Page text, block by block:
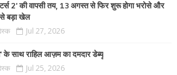
2' की वापसी तय, 13 अगस्त से फिर शुरू होगा भरोसे और
बड़ा खेल
Jul 27, 2026
के साथ राहिल आज़म का दमदार डेब्यू
Jul 25, 2026